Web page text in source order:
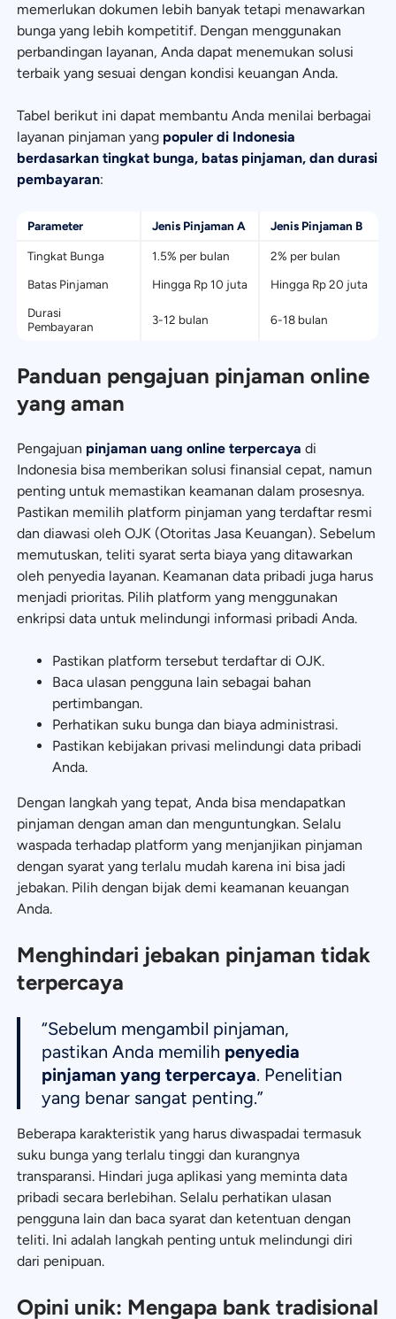
memerlukan dokumen lebih banyak tetapi menawarkan
bunga yang lebih kompetitif. Dengan menggunakan
perbandingan layanan, Anda dapat menemukan solusi
terbaik yang sesuai dengan kondisi keuangan Anda.
Tabel berikut ini dapat membantu Anda menilai berbagai
layanan pinjaman yang populer di Indonesia
berdasarkan tingkat bunga, batas pinjaman, dan durasi
pembayaran:
Parameter Jenis Pinjaman A Jenis Pinjaman B
Tingkat Bunga 1.5% per bulan
2% per bulan
Batas Pinjaman
Hingga Rp 10 juta
Hingga Rp 20 juta
Durasi
Pembayaran
3-12 bulan 6-18 bulan
Panduan pengajuan pinjaman online
yang aman
Pengajuan pinjaman uang online terpercaya di
Indonesia bisa memberikan solusi finansial cepat, namun
penting untuk memastikan keamanan dalam prosesnya.
Pastikan memilih platform pinjaman yang terdaftar resmi
dan diawasi oleh OJK (Otoritas Jasa Keuangan). Sebelum
memutuskan, teliti syarat serta biaya yang ditawarkan
oleh penyedia layanan. Keamanan data pribadi juga harus
menjadi prioritas. Pilih platform yang menggunakan
enkripsi data untuk melindungi informasi pribadi Anda.
Pastikan platform tersebut terdaftar di OJK.
Baca ulasan pengguna lain sebagai bahan
pertimbangan.
Perhatikan suku bunga dan biaya administrasi.
Pastikan kebijakan privasi melindungi data pribadi
Anda.
Dengan langkah yang tepat, Anda bisa mendapatkan
pinjaman dengan aman dan menguntungkan. Selalu
waspada terhadap platform yang menjanjikan pinjaman
dengan syarat yang terlalu mudah karena ini bisa jadi
jebakan. Pilih dengan bijak demi keamanan keuangan
Anda.
Menghindari jebakan pinjaman tidak
terpercaya
“Sebelum mengambil pinjaman,
pastikan Anda memilih penyedia
pinjaman yang terpercaya. Penelitian
yang benar sangat penting.”
Beberapa karakteristik yang harus diwaspadai termasuk
suku bunga yang terlalu tinggi dan kurangnya
transparansi. Hindari juga aplikasi yang meminta data
pribadi secara berlebihan. Selalu perhatikan ulasan
pengguna lain dan baca syarat dan ketentuan dengan
teliti. Ini adalah langkah penting untuk melindungi diri
dari penipuan.
Opini unik: Mengapa bank tradisional